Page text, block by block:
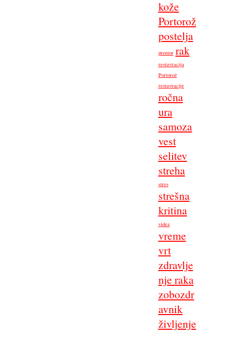
kože
Portorož
postelja
prostor rak
restavracija
Portorož
restavracije
ročna
ura
samoza
vest
selitev
streha
stres
strešna
kritina
videz
vreme
vrt
zdravlje
nje raka
zobozdr
avnik
življenje